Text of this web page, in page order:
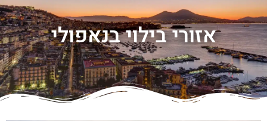
אזורי בילוי בנאפולי